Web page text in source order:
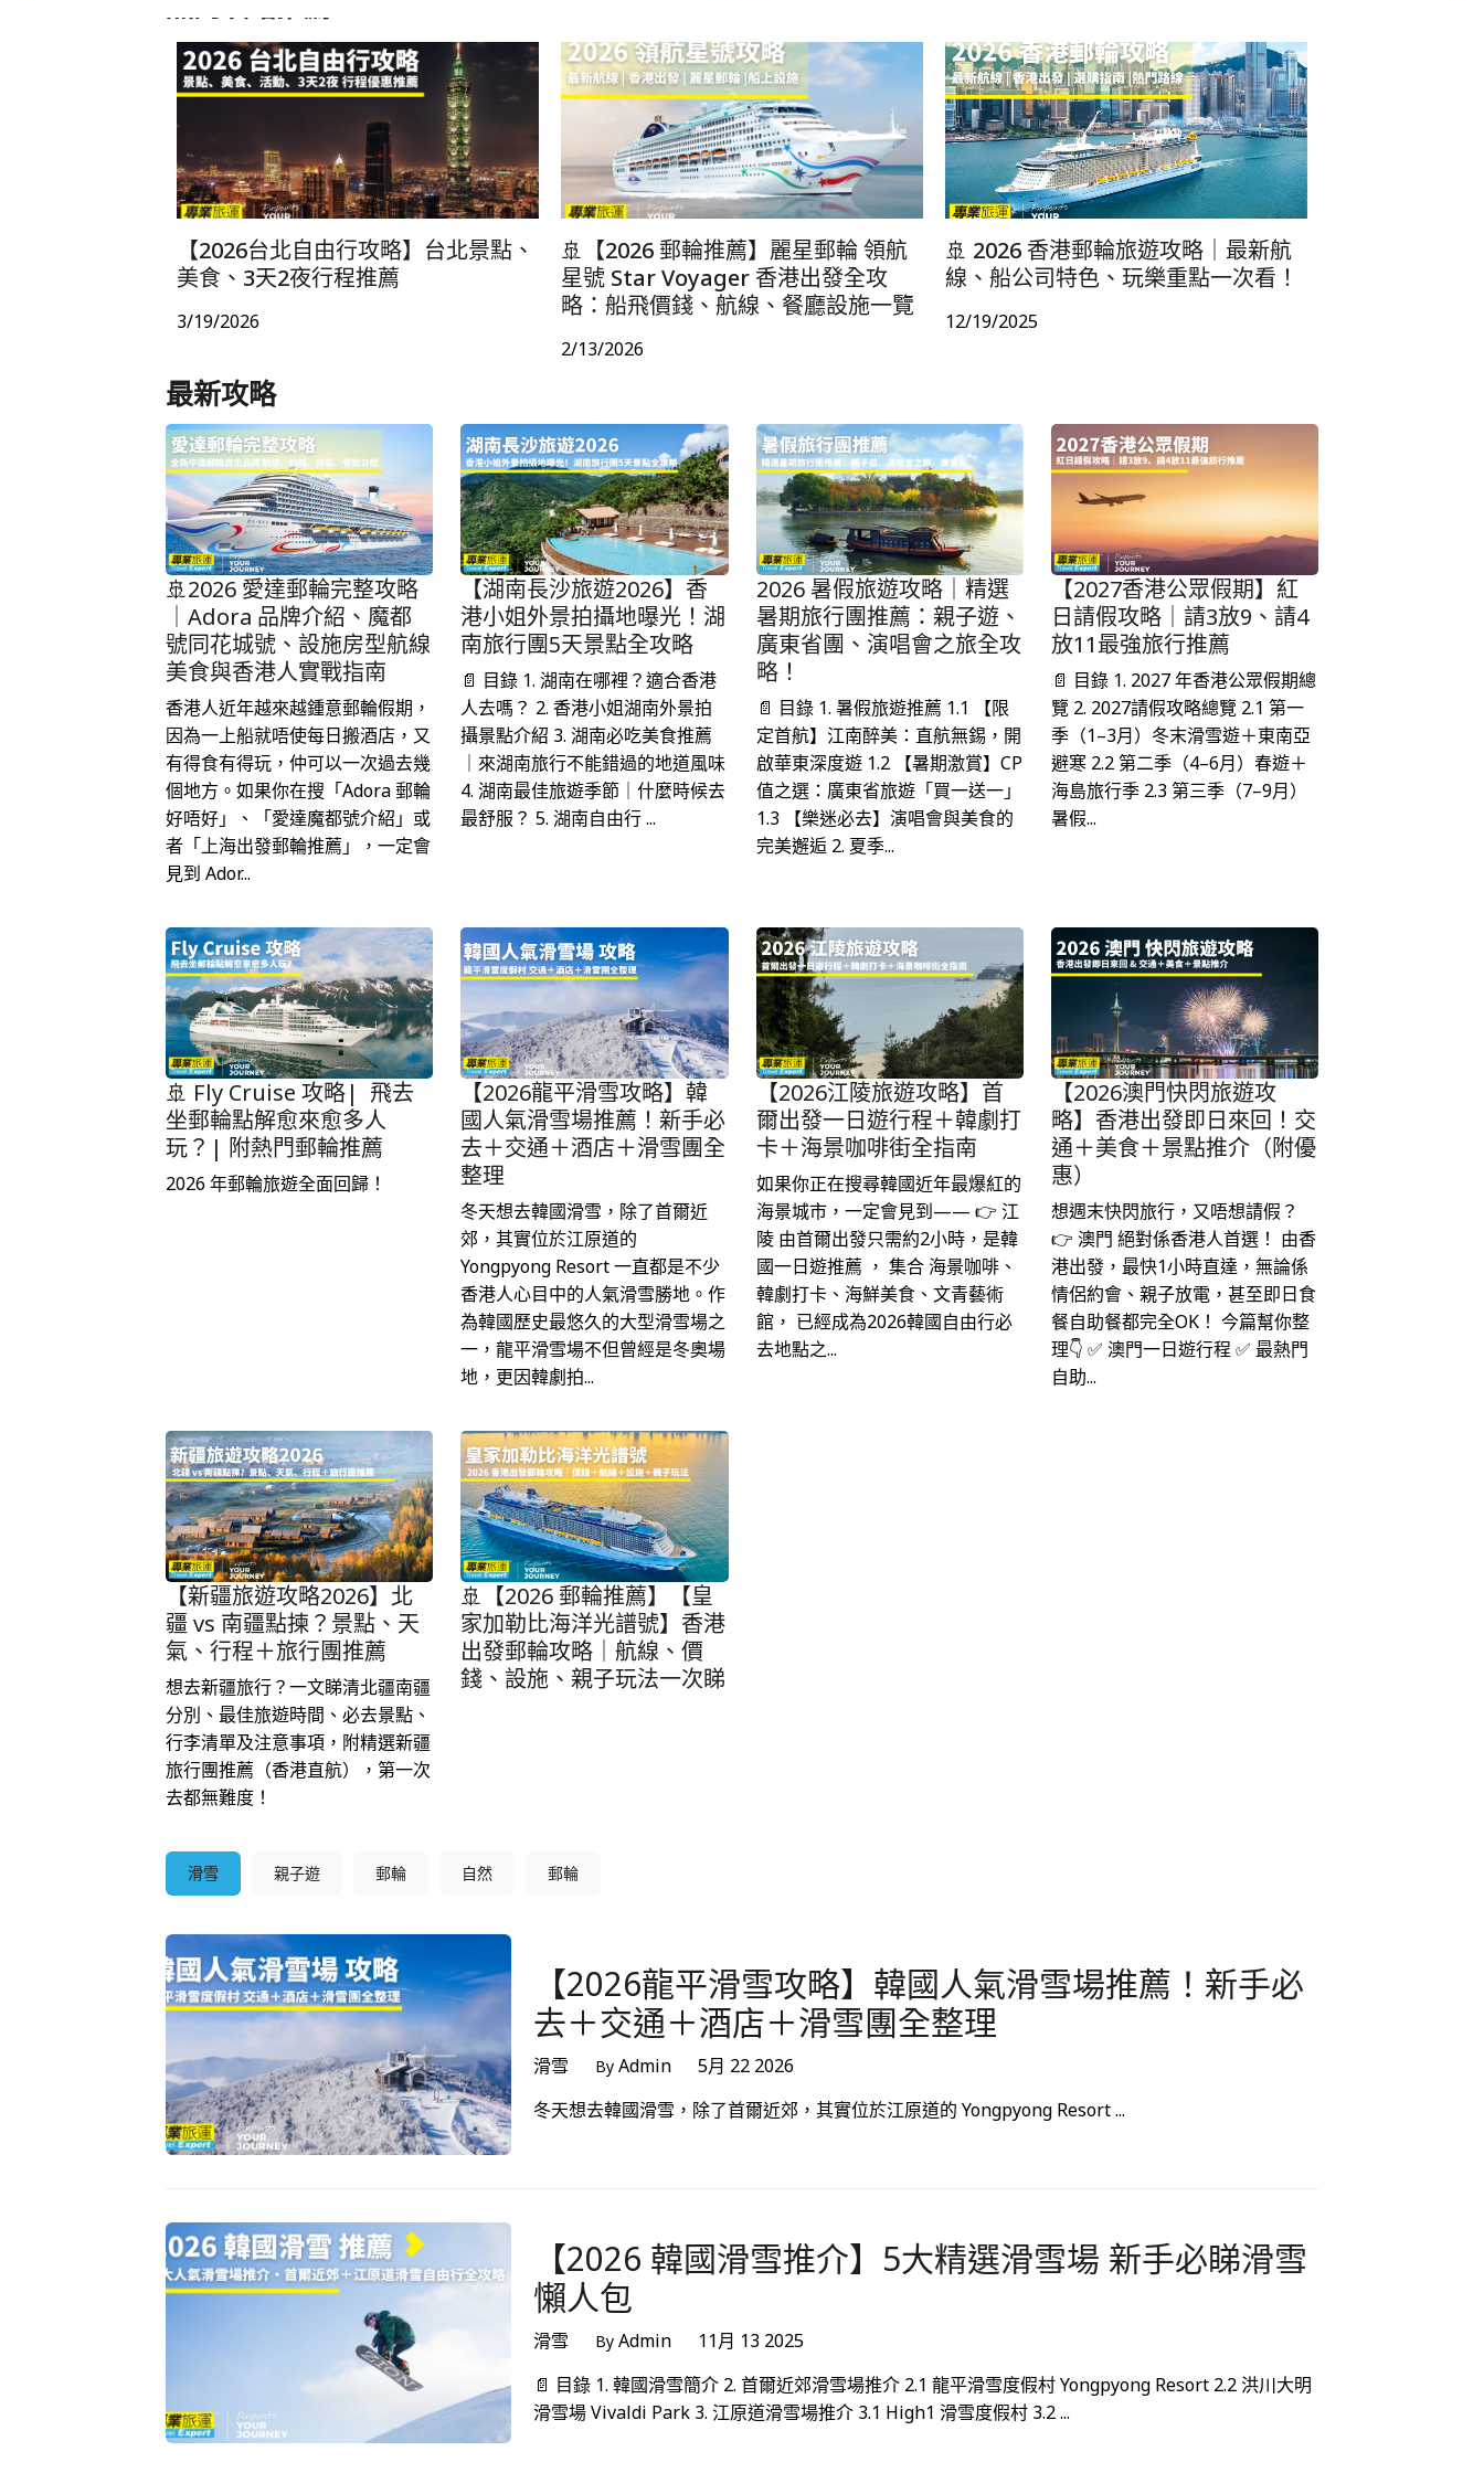
【2026台北自由行攻略】台北景點、
美食、3天2夜行程推薦
3/19/2026
🚢【2026 郵輪推薦】麗星郵輪 領航
星號 Star Voyager 香港出發全攻
略：船飛價錢、航線、餐廳設施一覽
2/13/2026
🚢 2026 香港郵輪旅遊攻略｜最新航
線、船公司特色、玩樂重點一次看！
12/19/2025
最新攻略
🚢2026 愛達郵輪完整攻略
｜Adora 品牌介紹、魔都
號同花城號、設施房型航線
美食與香港人實戰指南
香港人近年越來越鍾意郵輪假期，
因為一上船就唔使每日搬酒店，又
有得食有得玩，仲可以一次過去幾
個地方。如果你在搜「Adora 郵輪
好唔好」、「愛達魔都號介紹」或
者「上海出發郵輪推薦」，一定會
見到 Ador...
【湖南長沙旅遊2026】香
港小姐外景拍攝地曝光！湖
南旅行團5天景點全攻略
📄 目錄 1. 湖南在哪裡？適合香港
人去嗎？ 2. 香港小姐湖南外景拍
攝景點介紹 3. 湖南必吃美食推薦
｜來湖南旅行不能錯過的地道風味
4. 湖南最佳旅遊季節｜什麼時候去
最舒服？ 5. 湖南自由行 ...
2026 暑假旅遊攻略｜精選
暑期旅行團推薦：親子遊、
廣東省團、演唱會之旅全攻
略！
📄 目錄 1. 暑假旅遊推薦 1.1 【限
定首航】江南醉美：直航無錫，開
啟華東深度遊 1.2 【暑期激賞】CP
值之選：廣東省旅遊「買一送一」
1.3 【樂迷必去】演唱會與美食的
完美邂逅 2. 夏季...
【2027香港公眾假期】紅
日請假攻略｜請3放9、請4
放11最強旅行推薦
📄 目錄 1. 2027 年香港公眾假期總
覽 2. 2027請假攻略總覽 2.1 第一
季（1–3月）冬末滑雪遊＋東南亞
避寒 2.2 第二季（4–6月）春遊＋
海島旅行季 2.3 第三季（7–9月）
暑假...
🚢 Fly Cruise 攻略| 飛去
坐郵輪點解愈來愈多人
玩？| 附熱門郵輪推薦
2026 年郵輪旅遊全面回歸！
【2026龍平滑雪攻略】韓
國人氣滑雪場推薦！新手必
去＋交通＋酒店＋滑雪團全
整理
冬天想去韓國滑雪，除了首爾近
郊，其實位於江原道的
Yongpyong Resort 一直都是不少
香港人心目中的人氣滑雪勝地。作
為韓國歷史最悠久的大型滑雪場之
一，龍平滑雪場不但曾經是冬奧場
地，更因韓劇拍...
【2026江陵旅遊攻略】首
爾出發一日遊行程＋韓劇打
卡＋海景咖啡街全指南
如果你正在搜尋韓國近年最爆紅的
海景城市，一定會見到—— 👉 江
陵 由首爾出發只需約2小時，是韓
國一日遊推薦 ， 集合 海景咖啡、
韓劇打卡、海鮮美食、文青藝術
館， 已經成為2026韓國自由行必
去地點之...
【2026澳門快閃旅遊攻
略】香港出發即日來回！交
通＋美食＋景點推介（附優
惠）
想週末快閃旅行，又唔想請假？
👉 澳門 絕對係香港人首選！ 由香
港出發，最快1小時直達，無論係
情侶約會、親子放電，甚至即日食
餐自助餐都完全OK！ 今篇幫你整
理👇 ✅ 澳門一日遊行程 ✅ 最熱門
自助...
【新疆旅遊攻略2026】北
疆 vs 南疆點揀？景點、天
氣、行程＋旅行團推薦
想去新疆旅行？一文睇清北疆南疆
分別、最佳旅遊時間、必去景點、
行李清單及注意事項，附精選新疆
旅行團推薦（香港直航），第一次
去都無難度！
🚢【2026 郵輪推薦】【皇
家加勒比海洋光譜號】香港
出發郵輪攻略｜航線、價
錢、設施、親子玩法一次睇
滑雪 親子遊 郵輪 自然 郵輪
【2026龍平滑雪攻略】韓國人氣滑雪場推薦！新手必
去＋交通＋酒店＋滑雪團全整理
滑雪 By Admin
5月 22 2026
冬天想去韓國滑雪，除了首爾近郊，其實位於江原道的 Yongpyong Resort ...
【2026 韓國滑雪推介】5大精選滑雪場 新手必睇滑雪
懶人包
滑雪 By Admin
11月 13 2025
📄 目錄 1. 韓國滑雪簡介 2. 首爾近郊滑雪場推介 2.1 龍平滑雪度假村 Yongpyong Resort 2.2 洪川大明
滑雪場 Vivaldi Park 3. 江原道滑雪場推介 3.1 High1 滑雪度假村 3.2 ...